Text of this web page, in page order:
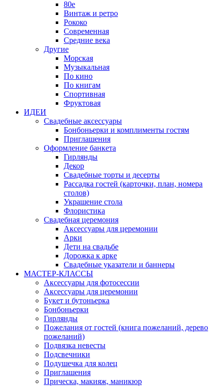
80е
Винтаж и ретро
Рококо
Современная
Средние века
Другие
Морская
Музыкальная
По кино
По книгам
Спортивная
Фруктовая
ИДЕИ
Свадебные аксессуары
Бонбоньерки и комплименты гостям
Приглашения
Оформление банкета
Гирлянды
Декор
Свадебные торты и десерты
Рассадка гостей (карточки, план, номера
столов)
Украшение стола
Флористика
Свадебная церемония
Аксессуары для церемонии
Арки
Дети на свадьбе
Дорожка к арке
Свадебные указатели и баннеры
МАСТЕР-КЛАССЫ
Аксессуары для фотосессии
Аксессуары для церемонии
Букет и бутоньерка
Бонбоньерки
Гирлянды
Пожелания от гостей (книга пожеланий, дерево
пожеланий)
Подвязка невесты
Подсвечники
Подушечка для колец
Приглашения
Прическа, макияж, маникюр